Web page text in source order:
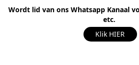
Wordt lid van ons Whatsapp Kanaal
etc.
Klik HIER